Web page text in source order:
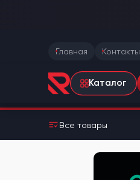
Главная Контакты
Каталог
Все товары